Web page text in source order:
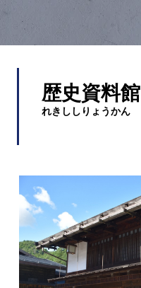
歴史資料館